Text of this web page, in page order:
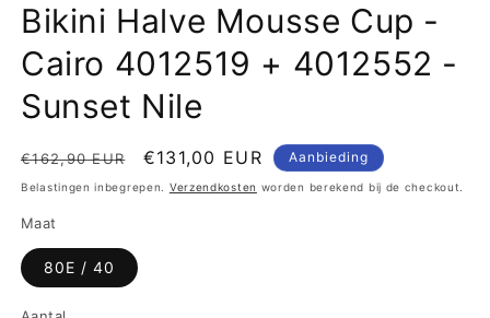
Bikini Halve Mousse Cup -
Cairo 4012519 + 4012552 -
Sunset Nile
Normale
prijs
€162,90 EUR Aanbiedingsprijs
€131,00 EUR Aanbieding
Belastingen inbegrepen. Verzendkosten worden berekend bij de checkout.
Maat
80E / 40